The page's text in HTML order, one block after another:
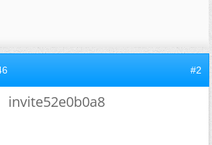
#2
invite52e0b0a8